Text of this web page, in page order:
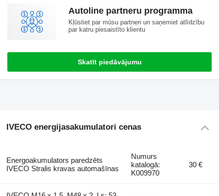
Autoline partneru programma
Kļūstiet par mūsu partneri un saņemiet atlīdzību
par katru piesaistīto klientu
Skatīt piedāvājumu
IVECO energijasakumulatori cenas
Energoakumulators paredzēts
IVECO Stralis kravas automašīnas
Numurs
katalogā:
K009970
30 €